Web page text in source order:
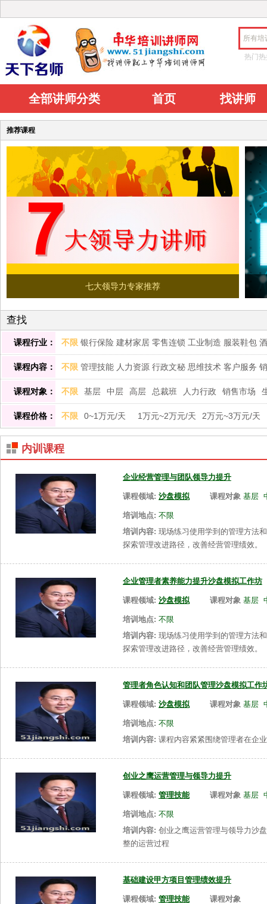
所有培
热门
全部讲师分类 首页 找讲师
推荐课程
七大领导力专家推荐
查找
课程行业： 不限 银行保险 建材家居 零售连锁 工业制造 服装鞋包
训 美容化妆 农林畜牧 印刷包装 体育用品 玩具礼品 汽车
课程内容： 不限 管理技能 人力资源 行政文秘 思维技术 客户服务
康养生 内训师培养 互联网管理
课程对象： 不限 基层 中层 高层 总裁班 人力行政 销售市场
课程价格： 不限 0~1万元/天 1万元~2万元/天 2万元~3万元/天
内训课程
企业经营管理与团队领导力提升
课程领域: 沙盘模拟 课程对象 基层
培训地点: 不限
培训内容: 现场练习使用学到的管理方法
探索管理改进路径，改善经营管理绩效。
企业管理者素养能力提升沙盘模拟工作坊
课程领域: 沙盘模拟 课程对象 基层
培训地点: 不限
培训内容: 现场练习使用学到的管理方法
探索管理改进路径，改善经营管理绩效。
管理者角色认知和团队管理沙盘模拟工作
课程领域: 沙盘模拟 课程对象 基层
培训地点: 不限
培训内容: 课程内容紧紧围绕管理者在企
创业之鹰运营管理与领导力提升
课程领域: 管理技能 课程对象 基层
培训地点: 不限
培训内容: 创业之鹰运营管理与领导力沙
整的运营过程
基础建设甲方项目管理绩效提升
课程领域: 管理技能 课程对象